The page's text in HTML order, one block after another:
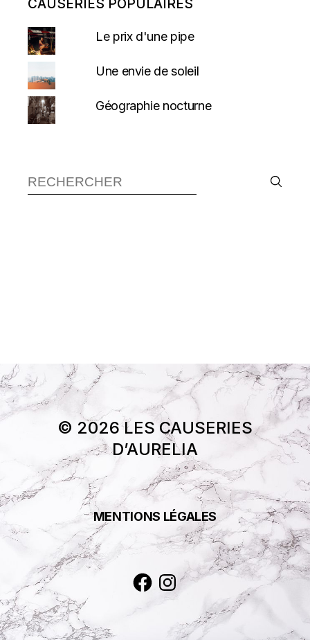
CAUSERIES POPULAIRES
Le prix d'une pipe
Une envie de soleil
Géographie nocturne
© 2026 LES CAUSERIES
D’AURELIA
MENTIONS LÉGALES